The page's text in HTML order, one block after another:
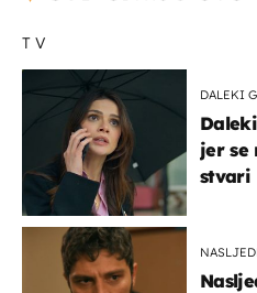
TV
DALEKI
jer se
stvari